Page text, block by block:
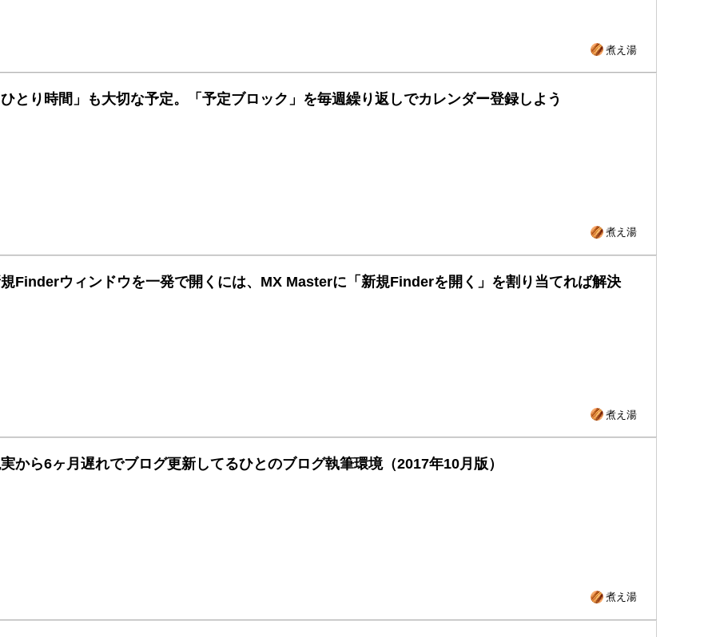
煮え湯
とり時間」も大切な予定。「予定ブロック」を毎週繰り返しでカレンダー登録しよう
煮え湯
Finderウィンドウを一発で開くには、MX Masterに「新規Finderを開く」を割り当てれば解決
煮え湯
から6ヶ月遅れでブログ更新してるひとのブログ執筆環境（2017年10月版）
煮え湯